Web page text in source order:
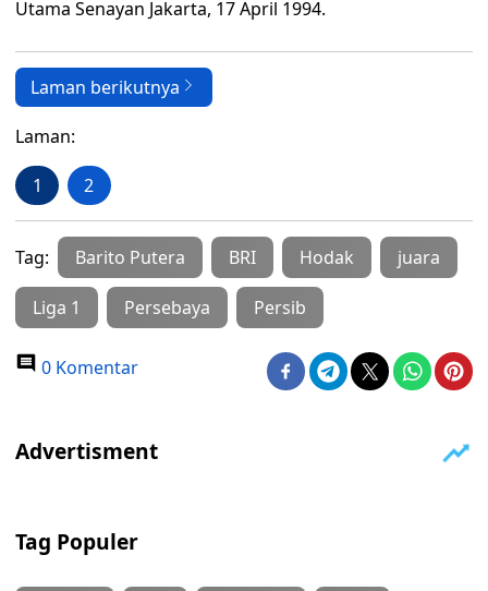
Utama Senayan Jakarta, 17 April 1994.
Laman berikutnya
Laman:
1 2
Tag: Barito Putera BRI Hodak juara
Liga 1 Persebaya Persib
0 Komentar
Tag Populer